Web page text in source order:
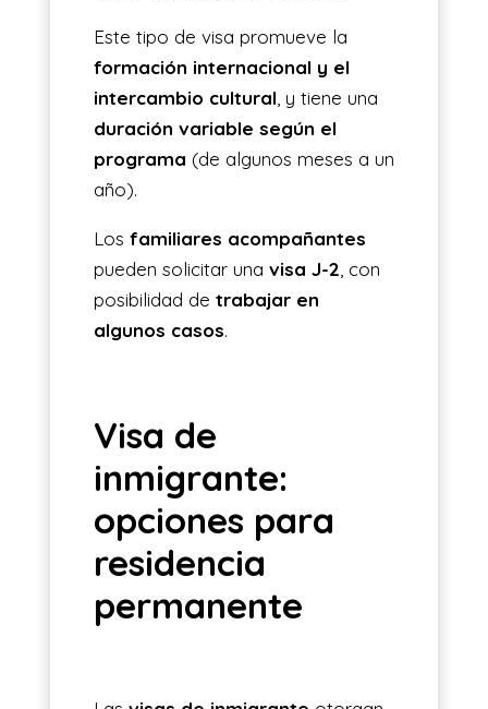
Este tipo de visa promueve la
formación internacional y el
intercambio cultural , y tiene una
duración variable según el
programa (de algunos meses a un
año).
Los familiares acompañantes
pueden solicitar una visa J-2 , con
posibilidad de trabajar en
algunos casos.
Visa de
inmigrante:
opciones para
residencia
permanente